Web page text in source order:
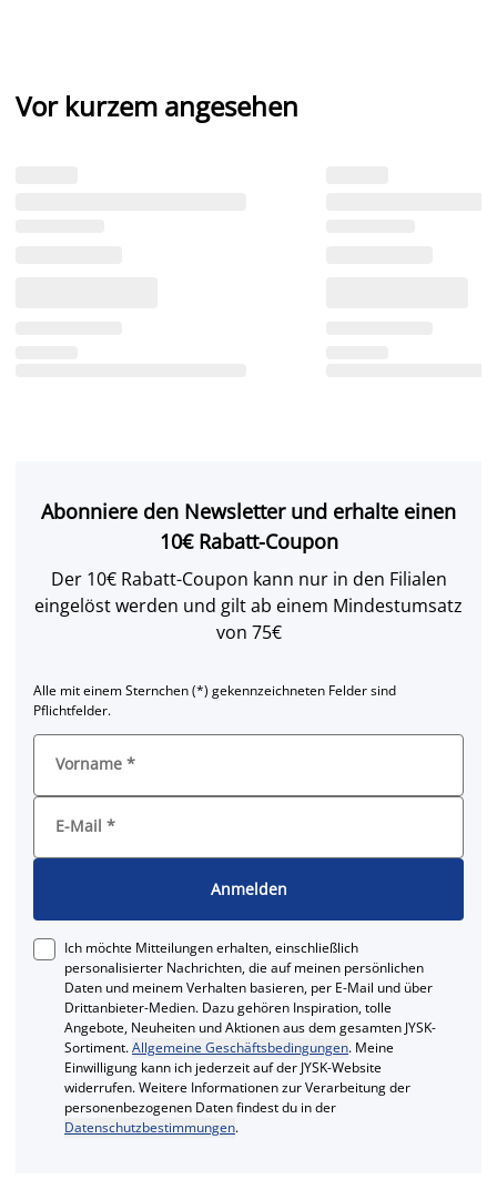
Vor kurzem angesehen
Abonniere den Newsletter und erhalte einen
10€ Rabatt-Coupon
Der 10€ Rabatt-Coupon kann nur in den Filialen
eingelöst werden und gilt ab einem Mindestumsatz
von 75€
Alle mit einem Sternchen (*) gekennzeichneten Felder sind
Pflichtfelder.
Vorname *
E-Mail *
Anmelden
Ich möchte Mitteilungen erhalten, einschließlich
personalisierter Nachrichten, die auf meinen persönlichen
Daten und meinem Verhalten basieren, per E-Mail und über
Drittanbieter-Medien. Dazu gehören Inspiration, tolle
Angebote, Neuheiten und Aktionen aus dem gesamten JYSK-
Sortiment.Allgemeine Geschäftsbedingungen. Meine
Einwilligung kann ich jederzeit auf der JYSK-Website
widerrufen. Weitere Informationen zur Verarbeitung der
personenbezogenen Daten findest du in der
Datenschutzbestimmungen.